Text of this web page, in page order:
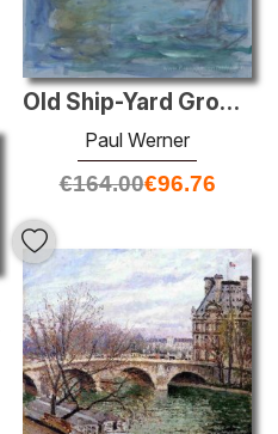
Old Ship-Yard Groenland avec grue à Wittenburg, Amsterdam
Paul Werner
€164.00€96.76